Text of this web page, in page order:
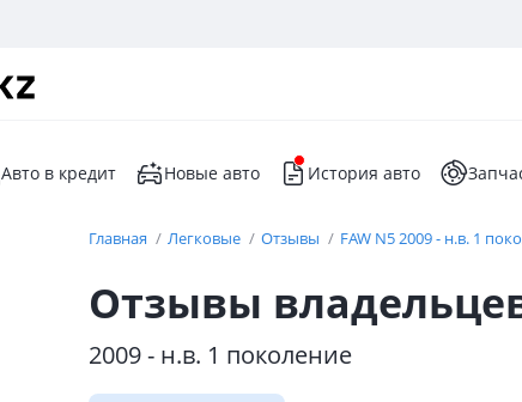
Авто в кредит Новые авто История авто
Главная Легковые Отзывы FAW N5 2009 - н.в. 1
Отзывы
2009 - н.в. 1 поколение